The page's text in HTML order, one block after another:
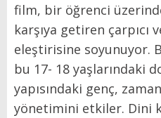
film, bir öğrenci
karşıya getiren
eleştirisine soyunuyor.
bu 17- 18 yaşlarındaki
yapısındaki genç,
yönetimini etkiler. Dini